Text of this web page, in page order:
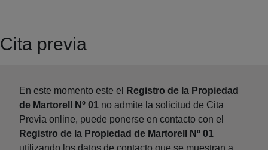
Cita previa
En este momento este el
Registro de la Propiedad
de Martorell Nº 01 no admite la solicitud de Cita
Previa online, puede ponerse en contacto con el
Registro de la Propiedad de Martorell Nº 01